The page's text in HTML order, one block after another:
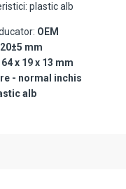
plastic alb
OEM
20±5 mm
64 x 19 x 13 mm
- normal inchis
alb